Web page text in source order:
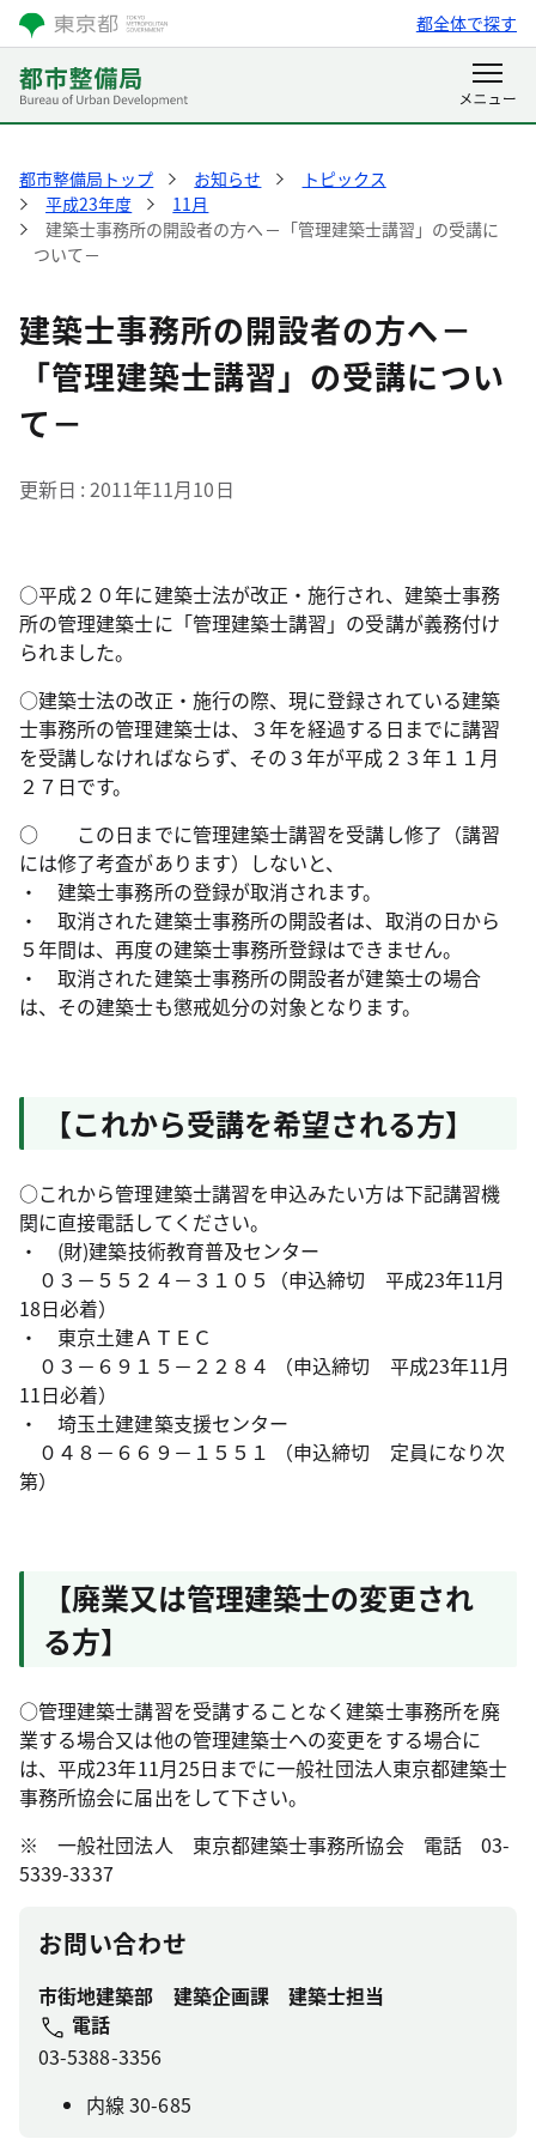
都全体で探す
都市整備局トップ お知らせ
トピックス
平成23年度
11月
建築士事務所の開設者の方へ－「管理建築士講習」の受講に
ついて－
建築士事務所の開設者の方へ－
「管理建築士講習」の受講につい
て－
更新日 2011年11月10日
○平成２０年に建築士法が改正・施行され、建築士事務
所の管理建築士に「管理建築士講習」の受講が義務付け
られました。
○建築士法の改正・施行の際、現に登録されている建築
士事務所の管理建築士は、３年を経過する日までに講習
を受講しなければならず、その３年が平成２３年１１月
２７日です。
○ この日までに管理建築士講習を受講し修了（講習
には修了考査があります）しないと、
・ 建築士事務所の登録が取消されます。
・ 取消された建築士事務所の開設者は、取消の日から
５年間は、再度の建築士事務所登録はできません。
・ 取消された建築士事務所の開設者が建築士の場合
は、その建築士も懲戒処分の対象となります。
【これから受講を希望される方】
○これから管理建築士講習を申込みたい方は下記講習機
関に直接電話してください。
・ (財)建築技術教育普及センター
０３－５５２４－３１０５（申込締切 平成23年11月
18日必着）
・ 東京土建ＡＴＥＣ
０３－６９１５－２２８４ （申込締切 平成23年11月
11日必着）
・ 埼玉土建建築支援センター
０４８－６６９－１５５１ （申込締切 定員になり次
第）
【廃業又は管理建築士の変更され
る方】
○管理建築士講習を受講することなく建築士事務所を廃
業する場合又は他の管理建築士への変更をする場合に
は、平成23年11月25日までに一般社団法人東京都建築士
事務所協会に届出をして下さい。
※ 一般社団法人 東京都建築士事務所協会 電話 03-
5339-3337
お問い合わせ
市街地建築部 建築企画課 建築士担当
電話
03-5388-3356
内線 30-685